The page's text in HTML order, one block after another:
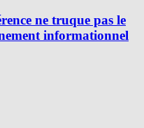
ne truque pas le
informationnel